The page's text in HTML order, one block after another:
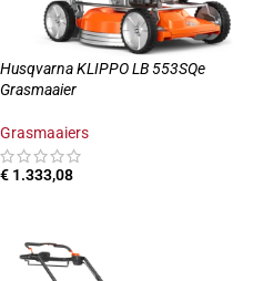
Husqvarna KLIPPO LB 553SQe
Grasmaaier
Grasmaaiers
€ 1.333,08